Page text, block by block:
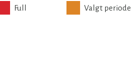
Full
Valgt periode